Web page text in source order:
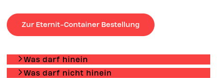
Zur Eternit-Container Bestellung
Was darf hinein
Was darf nicht hinein